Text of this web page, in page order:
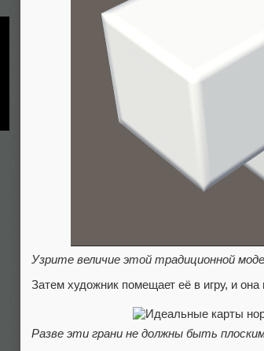
Узрите величие этой традиционной
Затем художник помещает её в игру, и
Разве эти грани не должны быть